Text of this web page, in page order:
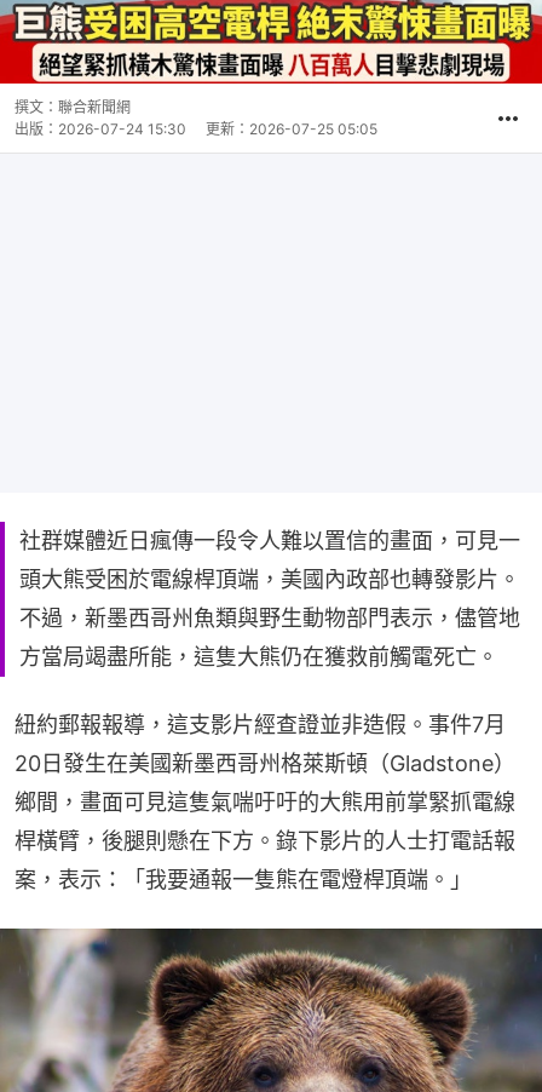
撰文： 聯合新聞網
出版： 2026-07-24 15:30 更新： 2026-07-25 05:05
社群媒體近日瘋傳一段令人難以置信的畫面，可見一
頭大熊受困於電線桿頂端，美國內政部也轉發影片。
不過，新墨西哥州魚類與野生動物部門表示，儘管地
方當局竭盡所能，這隻大熊仍在獲救前觸電死亡。
紐約郵報報導，這支影片經查證並非造假。事件7月
20日發生在美國新墨西哥州格萊斯頓（Gladstone）
鄉間，畫面可見這隻氣喘吁吁的大熊用前掌緊抓電線
桿橫臂，後腿則懸在下方。錄下影片的人士打電話報
案，表示：「我要通報一隻熊在電燈桿頂端。」